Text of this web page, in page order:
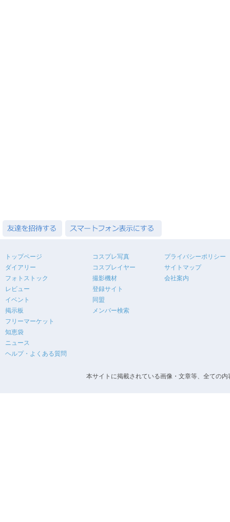
トップページ
ダイアリー
フォトストック
レビュー
イベント
掲示板
フリーマーケット
知恵袋
ニュース
ヘルプ・よくある質問
コスプレ写真
コスプレイヤー
撮影機材
登録サイト
同盟
メンバー検索
プライバシーポリシー
サイトマップ
会社案内
本サイトに掲載されている画像・文章等、全ての